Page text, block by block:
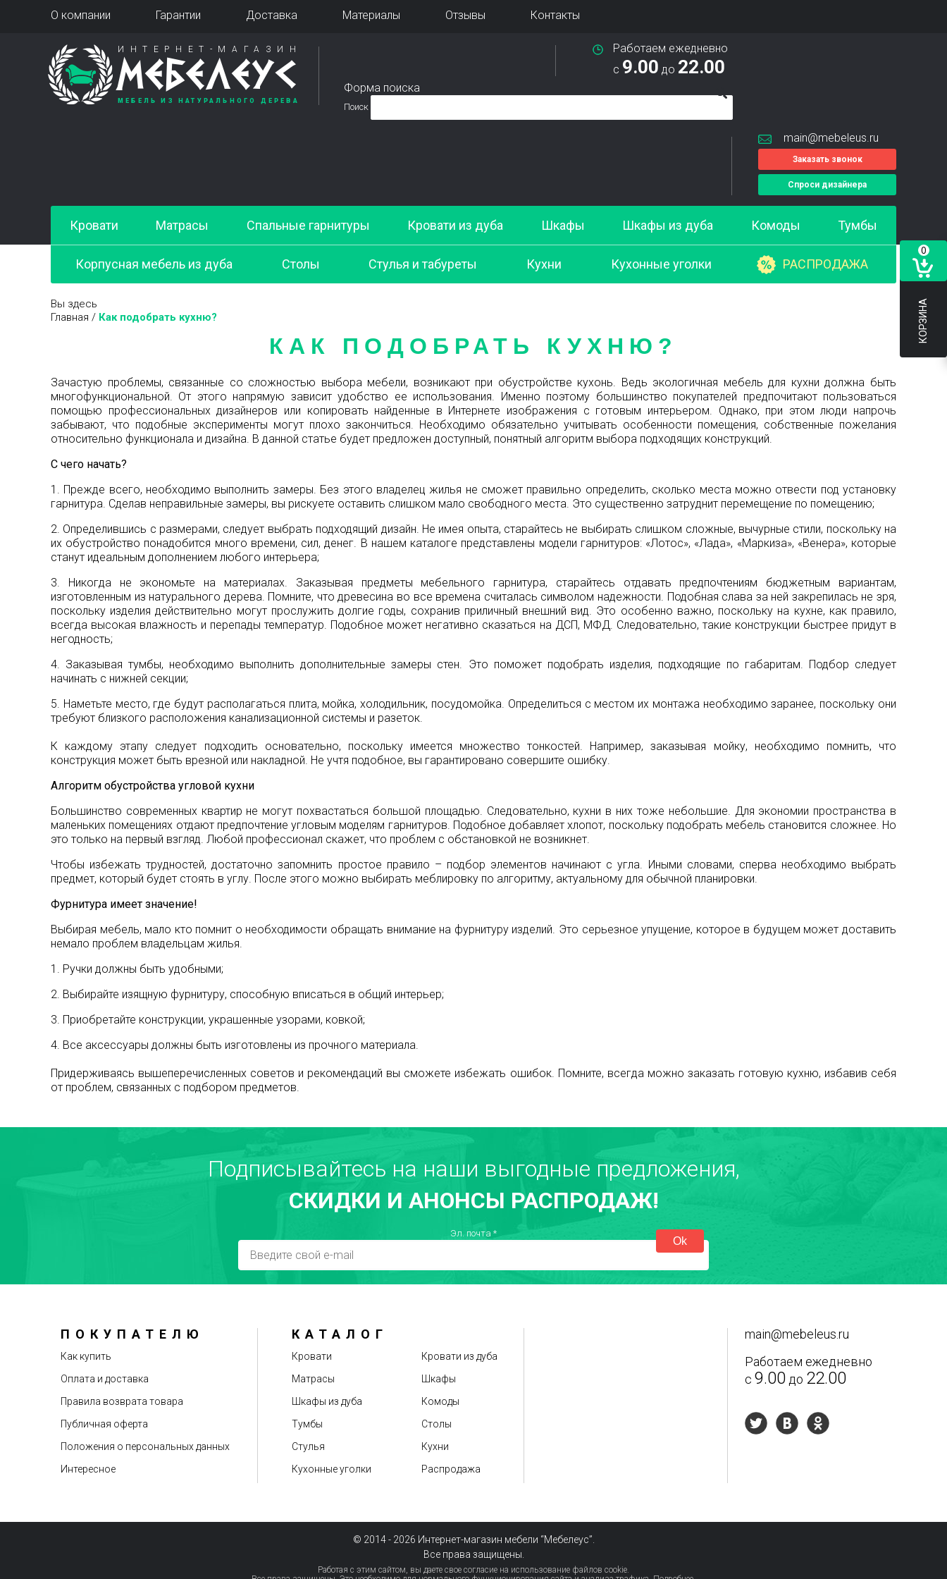
О компании Гарантии Доставка Материалы Отзывы Контакты
ИНТЕРНЕТ-МАГАЗИН
МЕБЕЛЕУС
МЕБЕЛЬ ИЗ НАТУРАЛЬНОГО ДЕРЕВА
Работаем ежедневно
с 9.00 до 22.00
Форма поиска
Поиск
main@mebeleus.ru
Заказать звонок
Спроси дизайнера
Кровати Матрасы Спальные гарнитуры Кровати из дуба Шкафы Шкафы из дуба Комоды Тумбы
Корпусная мебель из дуба Столы Стулья и табуреты Кухни Кухонные уголки РАСПРОДАЖА
Вы здесь
Главная / Как подобрать кухню?
КАК ПОДОБРАТЬ КУХНЮ?
Зачастую проблемы, связанные со сложностью выбора мебели, возникают при обустройстве кухонь. Ведь экологичная мебель для кухни должна быть
многофункциональной. От этого напрямую зависит удобство ее использования. Именно поэтому большинство покупателей предпочитают пользоваться
помощью профессиональных дизайнеров или копировать найденные в Интернете изображения с готовым интерьером. Однако, при этом люди напрочь
забывают, что подобные эксперименты могут плохо закончиться. Необходимо обязательно учитывать особенности помещения, собственные пожелания
относительно функционала и дизайна. В данной статье будет предложен доступный, понятный алгоритм выбора подходящих конструкций.
С чего начать?
1. Прежде всего, необходимо выполнить замеры. Без этого владелец жилья не сможет правильно определить, сколько места можно отвести под установку
гарнитура. Сделав неправильные замеры, вы рискуете оставить слишком мало свободного места. Это существенно затруднит перемещение по помещению;
2. Определившись с размерами, следует выбрать подходящий дизайн. Не имея опыта, старайтесь не выбирать слишком сложные, вычурные стили, поскольку на
их обустройство понадобится много времени, сил, денег. В нашем каталоге представлены модели гарнитуров: «Лотос», «Лада», «Маркиза», «Венера», которые
станут идеальным дополнением любого интерьера;
3. Никогда не экономьте на материалах. Заказывая предметы мебельного гарнитура, старайтесь отдавать предпочтениям бюджетным вариантам,
изготовленным из натурального дерева. Помните, что древесина во все времена считалась символом надежности. Подобная слава за ней закрепилась не зря,
поскольку изделия действительно могут прослужить долгие годы, сохранив приличный внешний вид. Это особенно важно, поскольку на кухне, как правило,
всегда высокая влажность и перепады температур. Подобное может негативно сказаться на ДСП, МФД. Следовательно, такие конструкции быстрее придут в
негодность;
4. Заказывая тумбы, необходимо выполнить дополнительные замеры стен. Это поможет подобрать изделия, подходящие по габаритам. Подбор следует
начинать с нижней секции;
5. Наметьте место, где будут располагаться плита, мойка, холодильник, посудомойка. Определиться с местом их монтажа необходимо заранее, поскольку они
требуют близкого расположения канализационной системы и разеток.
К каждому этапу следует подходить основательно, поскольку имеется множество тонкостей. Например, заказывая мойку, необходимо помнить, что
конструкция может быть врезной или накладной. Не учтя подобное, вы гарантировано совершите ошибку.
Алгоритм обустройства угловой кухни
Большинство современных квартир не могут похвастаться большой площадью. Следовательно, кухни в них тоже небольшие. Для экономии пространства в
маленьких помещениях отдают предпочтение угловым моделям гарнитуров. Подобное добавляет хлопот, поскольку подобрать мебель становится сложнее. Но
это только на первый взгляд. Любой профессионал скажет, что проблем с обстановкой не возникнет.
Чтобы избежать трудностей, достаточно запомнить простое правило – подбор элементов начинают с угла. Иными словами, сперва необходимо выбрать
предмет, который будет стоять в углу. После этого можно выбирать меблировку по алгоритму, актуальному для обычной планировки.
Фурнитура имеет значение!
Выбирая мебель, мало кто помнит о необходимости обращать внимание на фурнитуру изделий. Это серьезное упущение, которое в будущем может доставить
немало проблем владельцам жилья.
1. Ручки должны быть удобными;
2. Выбирайте изящную фурнитуру, способную вписаться в общий интерьер;
3. Приобретайте конструкции, украшенные узорами, ковкой;
4. Все аксессуары должны быть изготовлены из прочного материала.
Придерживаясь вышеперечисленных советов и рекомендаций вы сможете избежать ошибок. Помните, всегда можно заказать готовую кухню, избавив себя
от проблем, связанных с подбором предметов.
Подписывайтесь на наши выгодные предложения,
СКИДКИ И АНОНСЫ РАСПРОДАЖ!
Эл. почта *
ПОКУПАТЕЛЮ
Как купить
Оплата и доставка
Правила возврата товара
Публичная оферта
Положения о персональных данных
Интересное
КАТАЛОГ
Кровати
Кровати из дуба
Матрасы
Шкафы
Шкафы из дуба
Комоды
Тумбы
Столы
Стулья
Кухни
Кухонные уголки
Распродажа
main@mebeleus.ru
Работаем ежедневно
с 9.00 до 22.00
© 2014 - 2026 Интернет-магазин мебели “Мебелеус”.
Все права защищены.
Работая с этим сайтом, вы даете свое согласие на использование файлов cookie.
0
КОРЗИНА